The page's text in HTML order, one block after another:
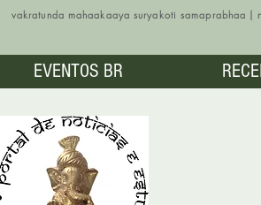
vakratunda mahaakaaya suryakoti samaprabhaa |
EVENTOS BR